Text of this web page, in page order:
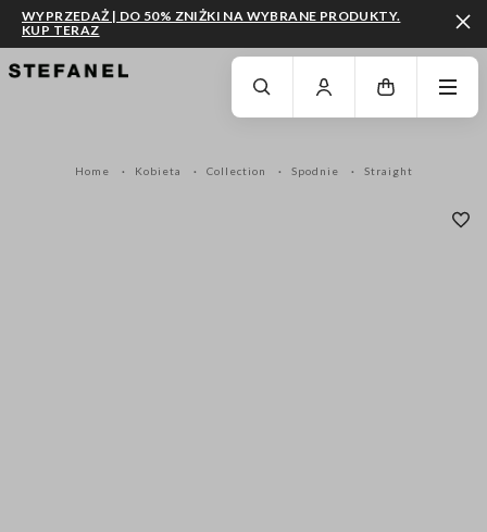
PRZEJDŹ DO GŁÓWNEJ TREŚCI PRZEWIŃ NA DÓŁ STRONY
WYPRZEDAŻ | DO 50% ZNIŻKI NA WYBRANE PRODUKTY.
KUP TERAZ
Home Kobieta Collection Spodnie Straight